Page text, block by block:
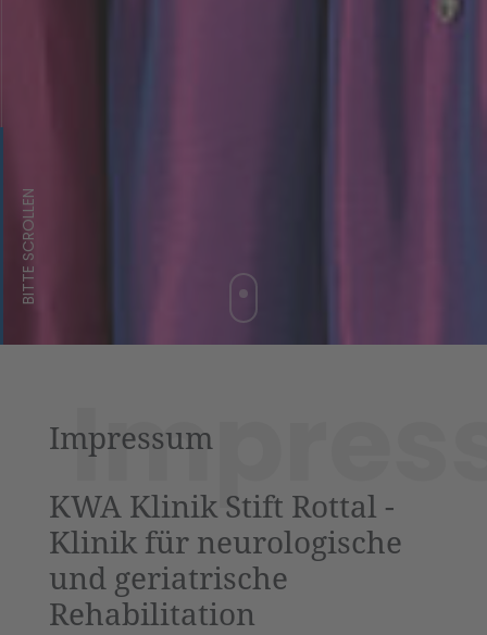
BITTE SCROLLEN
Impressum
KWA Klinik Stift Rottal -
Klinik für neurologische
und geriatrische
Rehabilitation